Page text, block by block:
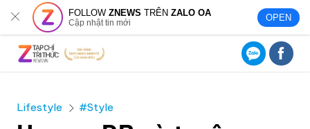
FOLLOWZNEWS TRÊNZALO OA
Cập nhật tin mới OPEN
Lifestyle #Style